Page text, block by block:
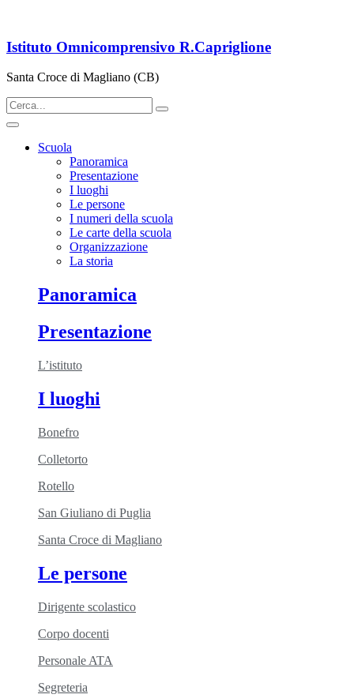
Istituto Omnicomprensivo R.Capriglione
Santa Croce di Magliano (CB)
Scuola
Panoramica
Presentazione
I luoghi
Le persone
I numeri della scuola
Le carte della scuola
Organizzazione
La storia
Panoramica
Presentazione
L’istituto
I luoghi
Bonefro
Colletorto
Rotello
San Giuliano di Puglia
Santa Croce di Magliano
Le persone
Dirigente scolastico
Corpo docenti
Personale ATA
Segreteria